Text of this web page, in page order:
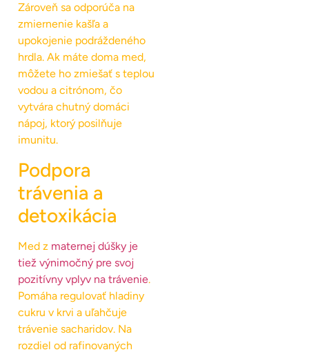
Zároveň sa odporúča na
zmiernenie kašľa a
upokojenie podráždeného
hrdla. Ak máte doma med,
môžete ho zmiešať s teplou
vodou a citrónom, čo
vytvára chutný domáci
nápoj, ktorý posilňuje
imunitu.
Podpora
trávenia a
detoxikácia
Med z maternej dúšky je
tiež výnimočný pre svoj
pozitívny vplyv na trávenie.
Pomáha regulovať hladiny
cukru v krvi a uľahčuje
trávenie sacharidov. Na
rozdiel od rafinovaných